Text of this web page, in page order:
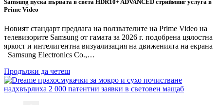
Samsung пуска първата в света HDR10+ ADVANCED стрийминг услуга в
Prime Video
Новият стандарт предлага на ползвателите на Prime Video на
телевизорите Samsung от гамата за 2026 г. подобрена цялостна
яркост и интелигентна визуализация на движенията на екрана
Samsung Electronics Co.,…
Продължи да четеш